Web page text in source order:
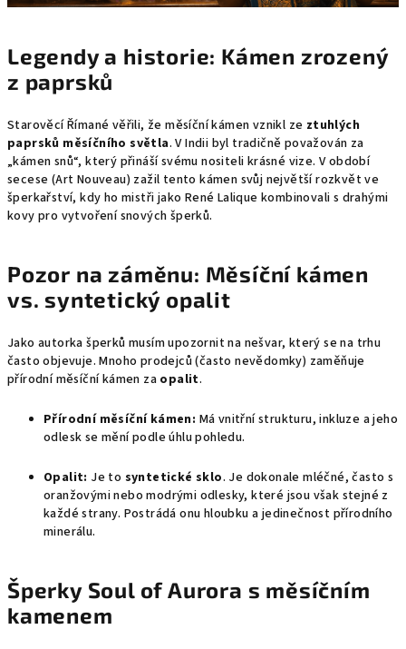
Legendy a historie: Kámen zrozený
z paprsků
Starověcí Římané věřili, že měsíční kámen vznikl ze ztuhlých
paprsků měsíčního světla. V Indii byl tradičně považován za
„kámen snů“, který přináší svému nositeli krásné vize. V období
secese (Art Nouveau) zažil tento kámen svůj největší rozkvět ve
šperkařství, kdy ho mistři jako René Lalique kombinovali s drahými
kovy pro vytvoření snových šperků.
Pozor na záměnu: Měsíční kámen
vs. syntetický opalit
Jako autorka šperků musím upozornit na nešvar, který se na trhu
často objevuje. Mnoho prodejců (často nevědomky) zaměňuje
přírodní měsíční kámen za opalit.
Přírodní měsíční kámen: Má vnitřní strukturu, inkluze a jeho
odlesk se mění podle úhlu pohledu.
Opalit: Je to syntetické sklo. Je dokonale mléčné, často s
oranžovými nebo modrými odlesky, které jsou však stejné z
každé strany. Postrádá onu hloubku a jedinečnost přírodního
minerálu.
Šperky Soul of Aurora s měsíčním
kamenem